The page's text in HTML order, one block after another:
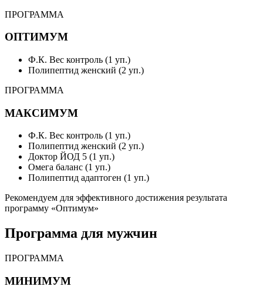
ПРОГРАММА
ОПТИМУМ
Ф.К. Вес контроль (1 уп.)
Полипептид женский (2 уп.)
ПРОГРАММА
МАКСИМУМ
Ф.К. Вес контроль (1 уп.)
Полипептид женский (2 уп.)
Доктор ЙОД 5 (1 уп.)
Омега баланс (1 уп.)
Полипептид адаптоген (1 уп.)
Рекомендуем для эффективного достижения результата
программу «Оптимум»
Программа для мужчин
ПРОГРАММА
МИНИМУМ